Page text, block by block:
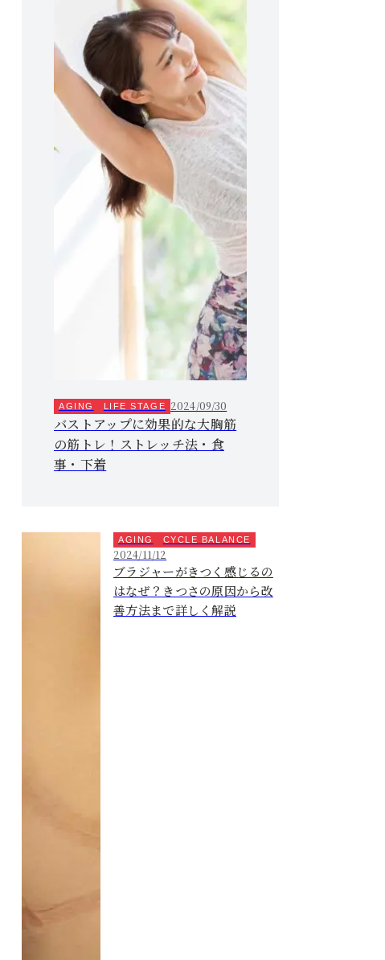
AGING LIFE STAGE 2024/09/30
バストアップに効果的な大胸筋
の筋トレ！ストレッチ法・食
事・下着
AGING CYCLE BALANCE
2024/11/12
ブラジャーがきつく感じるの
はなぜ？きつさの原因から改
善方法まで詳しく解説